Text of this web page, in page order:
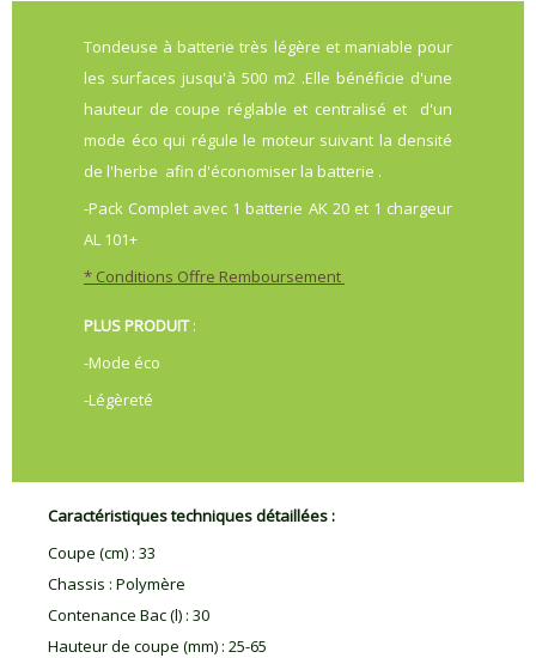
Tondeuse à batterie très légère et maniable pour
les surfaces jusqu'à 500 m2 .Elle bénéficie d'une
hauteur de coupe réglable et centralisé et d'un
mode éco qui régule le moteur suivant la densité
de l'herbe afin d'économiser la batterie .
-Pack Complet avec 1 batterie AK 20 et 1 chargeur
AL 101+
* Conditions Offre Remboursement
PLUS PRODUIT:
-Mode éco
-Légèreté
Caractéristiques techniques détaillées :
Coupe (cm) : 33
Chassis : Polymère
Contenance Bac (l) : 30
Hauteur de coupe (mm) : 25-65